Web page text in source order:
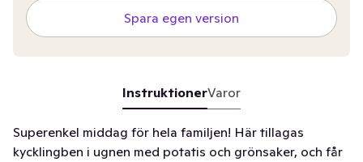
Spara egen version
InstruktionerVaror
Superenkel middag för hela familjen! Här tillagas
kycklingben i ugnen med potatis och grönsaker, och får